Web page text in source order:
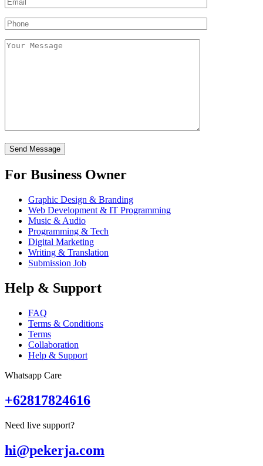
For Business Owner
Graphic Design & Branding
Web Development & IT Programming
Music & Audio
Programming & Tech
Digital Marketing
Writing & Translation
Submission Job
Help & Support
FAQ
Terms & Conditions
Terms
Collaboration
Help & Support
Whatsapp Care
+62817824616
Need live support?
hi@pekerja.com